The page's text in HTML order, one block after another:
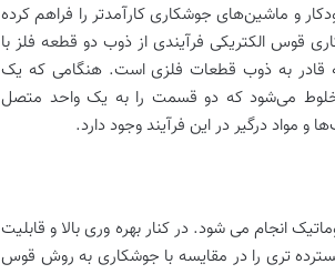
و ماشین‌های جوشکاری کارآمدتر را فراهم کرده
قوس الکتریکی فرآیندی از ذوب دو قطعه فلز با
قادر به ذوب قطعات فلزی است. هنگامی که یک
می‌شود که دو قسمت را به یک واحد متصل
درگیر در این فرآیند وجود دارد.
انجام می شود. در کنار بهره وری بالا و قابلیت
تری را در مقایسه با جوشکاری به روش قوس